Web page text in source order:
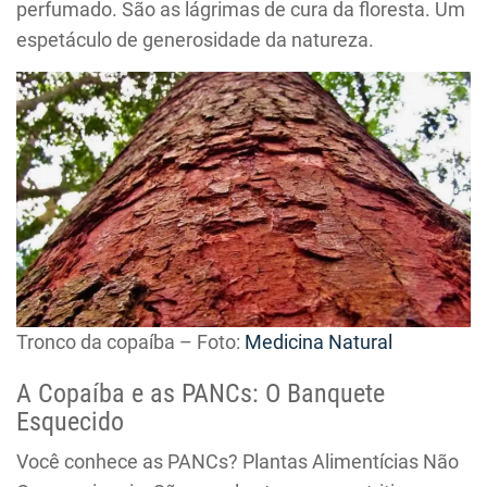
perfumado. São as lágrimas de cura da floresta. Um
espetáculo de generosidade da natureza.
Tronco da copaíba – Foto: Medicina Natural
A Copaíba e as PANCs: O Banquete
Esquecido
Você conhece as PANCs? Plantas Alimentícias Não